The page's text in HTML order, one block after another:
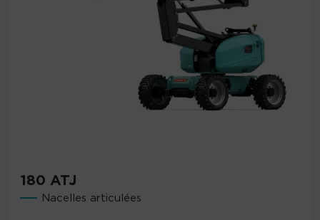
180 ATJ
Nacelles articulées